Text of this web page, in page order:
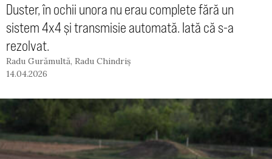
Duster, în ochii unora nu erau complete fără un
sistem 4x4 și transmisie automată. Iată că s-a
rezolvat.
Radu Gurămultă, Radu Chindriș
14.04.2026